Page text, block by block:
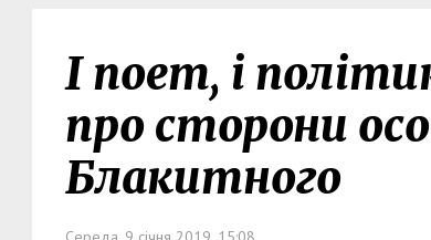
І поет, і
про сторони
Блакитного